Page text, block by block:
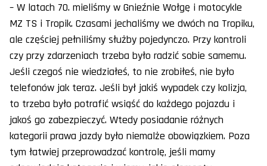
– W latach 70. mieliśmy w Gnieźnie Wołgę i motocykle
MZ TS i Tropik. Czasami jechaliśmy we dwóch na Tropiku,
ale częściej pełniliśmy służby pojedynczo. Przy kontroli
czy przy zdarzeniach trzeba było radzić sobie samemu.
Jeśli czegoś nie wiedziałeś, to nie zrobiłeś, nie było
telefonów jak teraz. Jeśli był jakiś wypadek czy kolizja,
to trzeba było potrafić wsiąść do każdego pojazdu i
jakoś go zabezpieczyć. Wtedy posiadanie różnych
kategorii prawa jazdy było niemalże obowiązkiem. Poza
tym łatwiej przeprowadzać kontrolę, jeśli mamy